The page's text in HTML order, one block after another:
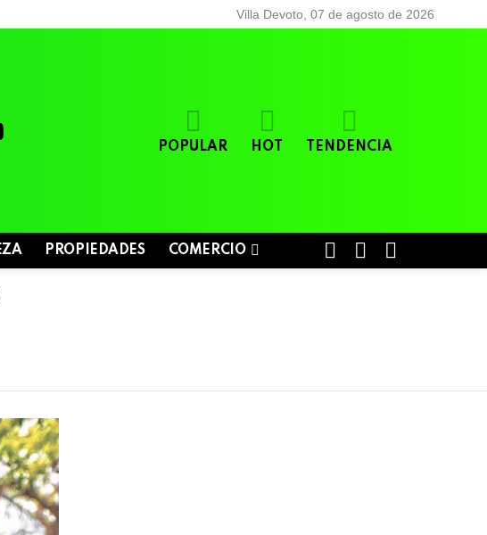
Villa Devoto, 07 de agosto de 2026
POPULAR HOT TENDENCIA
PROPIEDADES COMERCIO
SWITCH
SKIN